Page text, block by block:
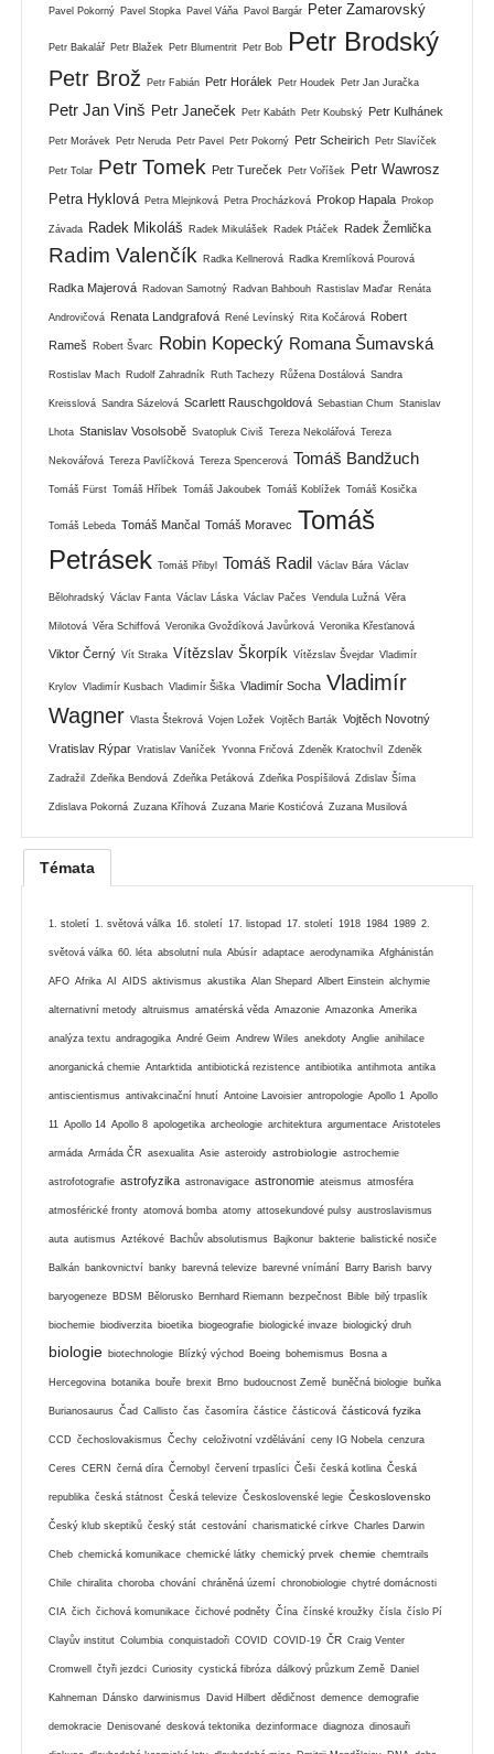
Pavel Pokorný Pavel Stopka Pavel Váňa Pavol Bargár Peter Zamarovský
Petr Bakalář Petr Blažek Petr Blumentrit Petr Bob Petr Brodský
Petr Brož Petr Fabián Petr Horálek Petr Houdek Petr Jan Juračka
Petr Jan Vinš Petr Janeček Petr Kabáth Petr Koubský Petr Kulhánek
Petr Morávek Petr Neruda Petr Pavel Petr Pokorný Petr Scheirich Petr Slavíček
Petr Tolar Petr Tomek Petr Tureček Petr Voříšek
Petr Wawrosz
Petra Hyklová Petra Mlejnková Petra Procházková Prokop Hapala Prokop
Závada Radek Mikoláš Radek Mikulášek Radek Ptáček Radek Žemlička
Radim Valenčík Radka Kellnerová Radka Kremlíková Pourová
Radka Majerová Radovan Samotný Radvan Bahbouh Rastislav Maďar Renáta
Androvičová Renata Landgrafová René Levínský Rita Kočárová Robert
Rameš Robert Švarc Robin Kopecký Romana Šumavská
Rostislav Mach Rudolf Zahradník Ruth Tachezy Růžena Dostálová Sandra
Kreisslová Sandra Sázelová Scarlett Rauschgoldová Sebastian Chum Stanislav
Lhota Stanislav Vosolsobě Svatopluk Civiš Tereza Nekolářová Tereza
Nekovářová Tereza Pavlíčková Tereza Spencerová Tomáš Bandžuch
Tomáš Fürst Tomáš Hříbek Tomáš Jakoubek Tomáš Koblížek Tomáš Kosička
Tomáš Lebeda Tomáš Mančal Tomáš Moravec Tomáš
Petrásek Tomáš Přibyl Tomáš Radil Václav Bára Václav
Bělohradský Václav Fanta Václav Láska Václav Pačes Vendula Lužná Věra
Milotová Věra Schiffová Veronika Gvoždíková Javůrková Veronika Křesťanová
Viktor Černý Vít Straka Vítězslav Škorpík Vítězslav Švejdar Vladimír
Krylov Vladimír Kusbach Vladimír Šiška Vladimír Socha Vladimír
Wagner Vlasta Štekrová Vojen Ložek Vojtěch Barták Vojtěch Novotný
Vratislav Rýpar Vratislav Vaníček Yvonna Fričová Zdeněk Kratochvíl Zdeněk
Zadražil Zdeňka Bendová Zdeňka Petáková Zdeňka Pospíšilová Zdislav Šíma
Zdislava Pokorná Zuzana Kříhová Zuzana Marie Kostićová Zuzana Musilová
Témata
1. století 1. světová válka 16. století 17. listopad 17. století 1918 1984 1989 2.
světová válka 60. léta absolutní nula Abúsír adaptace aerodynamika Afghánistán
AFO Afrika AI AIDS aktivismus akustika Alan Shepard Albert Einstein alchymie
alternativní metody altruismus amatérská věda Amazonie Amazonka Amerika
analýza textu andragogika André Geim Andrew Wiles anekdoty Anglie anihilace
anorganická chemie Antarktida antibiotická rezistence antibiotika antihmota antika
antiscientismus antivakcinační hnutí Antoine Lavoisier antropologie Apollo 1 Apollo
11 Apollo 14 Apollo 8 apologetika archeologie architektura argumentace Aristoteles
armáda Armáda ČR asexualita Asie asteroidy astrobiologie astrochemie
astrofotografie astrofyzika astronavigace astronomie ateismus atmosféra
atmosférické fronty atomová bomba atomy attosekundové pulsy austroslavismus
auta autismus Aztékové Bachův absolutismus Bajkonur bakterie balistické nosiče
Balkán bankovnictví banky barevná televize barevné vnímání Barry Barish barvy
baryogeneze BDSM Bělorusko Bernhard Riemann bezpečnost Bible bilý trpaslík
biochemie biodiverzita bioetika biogeografie biologické invaze biologický druh
biologie biotechnologie Blízký východ Boeing bohemismus Bosna a
Hercegovina botanika bouře brexit Brno budoucnost Země buněčná biologie buňka
Burianosaurus Čad Callisto čas časomíra částice částicová částicová fyzika
CCD čechoslovakismus Čechy celoživotní vzdělávání ceny IG Nobela cenzura
Ceres CERN černá díra Černobyl červení trpaslíci Češi česká kotlina Česká
republika česká státnost Česká televize Československé legie Československo
Český klub skeptiků český stát cestování charismatické církve Charles Darwin
Cheb chemická komunikace chemické látky chemický prvek chemie chemtrails
Chile chiralita choroba chování chráněná území chronobiologie chytré domácnosti
CIA čich čichová komunikace čichové podněty Čína čínské kroužky čísla číslo Pí
Clayův institut Columbia conquistadoři COVID COVID-19 ČR Craig Venter
Cromwell čtyři jezdci Curiosity cystická fibróza dálkový průzkum Země Daniel
Kahneman Dánsko darwinismus David Hilbert dědičnost demence demografie
demokracie Denisované desková tektonika dezinformace diagnoza dinosauři